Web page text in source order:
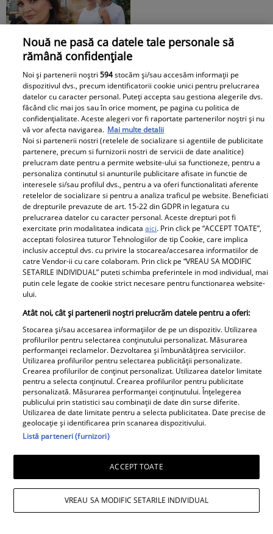
stârnit valuri și valuri de
reacții: "M-a atins mai
plăcut să cred. Nu mi-a
convenit să..." Iar în
continuarea a vorbit
despre cel mai
DUREROS detaliu:
"Singura cale era să
mă...”
"Nici acum nu îi știu
bine. Nu îi știu familia".
A tăcut luni întregi, dar
acum Gina Matache a
spus adevărul despre
relația cu GINERELE EI,
Radu Siffredi. Nimeni
nu se aștepta să scoată
la iveală și ACEST
AMĂNUNT ce i-a lăsat
pe mulți fără replică:
"M-am lămurit"
Redactia.ro
Universul le umple viața
de bucurie până pe 1
august. Zodiile care au
parte de belșug din plin
Boala care a rapus-o pe
Adela Marculescu. De
ce ajunsese in scaun cu
rotile: &quot;In urma cu
mult
Primele cuvinte ale
mamei lui Rares Cojoc
dupa divortul de
Andreea Popescu. Ce i-a
comentat public fostei
nurori
Doliu în familia lui Miraj
Tzunami! Fiica artistului
și-a luat rămas-bun
printr-un mesaj dureros
Retete
Nouă ne pasă ca datele tale personale să
rămână confidențiale
Noi și partenerii noștri594stocăm și/sau accesăm informații pe
dispozitivul dvs., precum identificatorii cookie unici pentru prelucrarea
datelor cu caracter personal. Puteți accepta sau gestiona alegerile dvs.
făcând clic mai jos sau în orice moment, pe pagina cu politica de
confidențialitate. Aceste alegeri vor fi raportate partenerilor noștri și nu
vă vor afecta navigarea. Mai multe detalii
Noi si partenerii nostri (retelele de socializare si agentiile de publicitate
partenere, precum si furnizorii nostri de servicii de date analitice)
prelucram date pentru a permite website-ului sa functioneze, pentru a
personaliza continutul si anunturile publicitare afisate in functie de
interesele si/sau profilul dvs., pentru a va oferi functionalitati aferente
retelelor de socializare si pentru a analiza traficul pe website. Beneficiati
de drepturile prevazute de art. 15-22 din GDPR in legatura cu
prelucrarea datelor cu caracter personal. Aceste drepturi pot fi
exercitate prin modalitatea indicataaici. Prin click pe “ACCEPT TOATE”,
acceptati folosirea tuturor Tehnologiilor de tip Cookie, care implica
inclusiv acceptul dvs. cu privire la stocarea/accesarea informatiilor de
catre Vendor-ii cu care colaboram. Prin click pe “VREAU SA MODIFIC
SETARILE INDIVIDUAL” puteti schimba preferintele in mod individual, mai
putin cele legate de cookie strict necesare pentru functionarea website-
ului.
Atât noi, cât și partenerii noștri prelucrăm datele pentru a oferi:
Stocarea și/sau accesarea informațiilor de pe un dispozitiv. Utilizarea
profilurilor pentru selectarea conținutului personalizat. Măsurarea
performanței reclamelor. Dezvoltarea și îmbunătățirea serviciilor.
Utilizarea profilurilor pentru selectarea publicității personalizate.
Crearea profilurilor de conținut personalizat. Utilizarea datelor limitate
pentru a selecta conținutul. Crearea profilurilor pentru publicitate
personalizată. Măsurarea performanței conținutului. Înțelegerea
publicului prin statistici sau combinații de date din surse diferite.
Utilizarea de date limitate pentru a selecta publicitatea. Date precise de
geolocație și identificarea prin scanarea dispozitivului.
Listă parteneri (furnizori)
ACCEPT TOATE
VREAU SA MODIFIC SETARILE INDIVIDUAL